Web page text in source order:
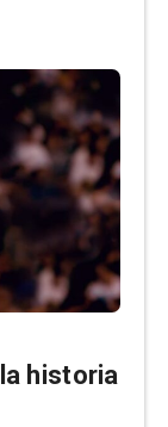
historia